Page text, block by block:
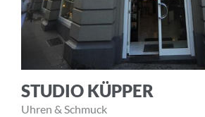
STUDIO KÜPPER
Uhren & Schmuck